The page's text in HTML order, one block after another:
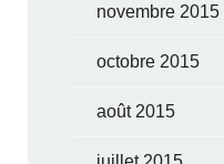
novembre 2015
octobre 2015
août 2015